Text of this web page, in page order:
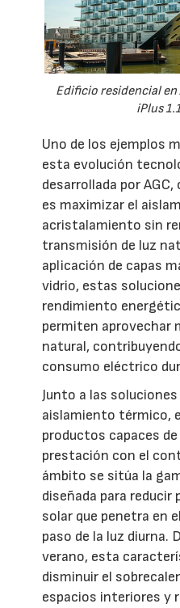
Edificio residencial
iPlus
Uno de los ejemplos
esta evolución
desarrollada por
es maximizar el
acristalamiento sin
transmisión de luz
aplicación de capas
vidrio, estas
rendimiento
permiten aprovechar
natural,
consumo eléctrico
Junto a las
aislamiento térmico,
productos capaces
prestación con el
ámbito se sitúa la
diseñada para reducir
solar que penetra en
paso de la luz diurna.
verano, esta
disminuir el
espacios interiores y